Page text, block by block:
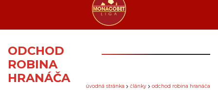
ODCHOD
ROBINA
HRANÁČA
úvodná stránka články odchod robina hranáča